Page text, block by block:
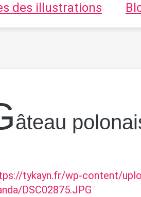
des illustrations
âteau
tykayn.fr/wp-content/
DSC02875.JPG